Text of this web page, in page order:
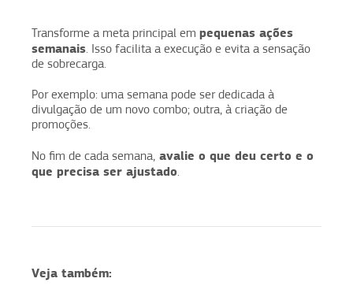
Transforme a meta principal em pequenas ações
semanais. Isso facilita a execução e evita a sensação
de sobrecarga.
Por exemplo: uma semana pode ser dedicada à
divulgação de um novo combo; outra, à criação de
promoções.
No fim de cada semana, avalie o que deu certo e o
que precisa ser ajustado.
Veja também: